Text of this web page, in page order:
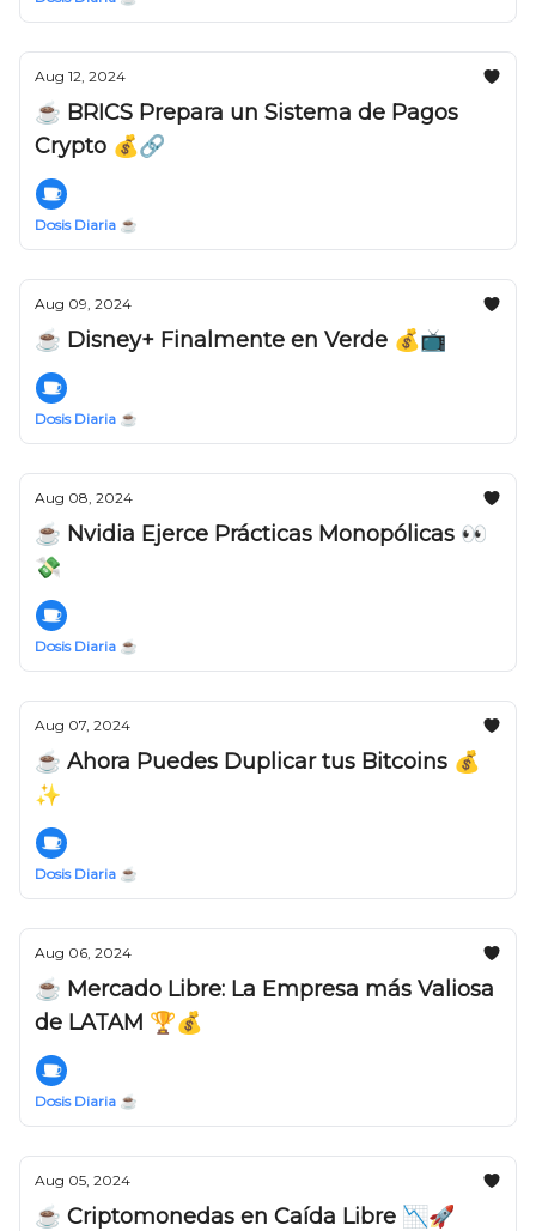
Aug 12, 2024
☕️ BRICS Prepara un Sistema de Pagos
Crypto 💰🔗
Dosis Diaria ☕️
Aug 09, 2024
☕️ Disney+ Finalmente en Verde 💰📺
Dosis Diaria ☕️
Aug 08, 2024
☕️ Nvidia Ejerce Prácticas Monopólicas 👀
💸
Dosis Diaria ☕️
Aug 07, 2024
☕️ Ahora Puedes Duplicar tus Bitcoins 💰
✨
Dosis Diaria ☕️
Aug 06, 2024
☕️ Mercado Libre: La Empresa más Valiosa
de LATAM 🏆💰
Dosis Diaria ☕️
Aug 05, 2024
☕️ Criptomonedas en Caída Libre 📉🚀